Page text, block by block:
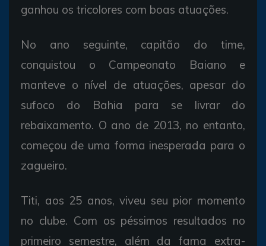
ganhou os tricolores com boas atuações.
No ano seguinte, capitão do time,
conquistou o Campeonato Baiano e
manteve o nível de atuações, apesar do
sufoco do Bahia para se livrar do
rebaixamento. O ano de 2013, no entanto,
começou de uma forma inesperada para o
zagueiro.
Titi, aos 25 anos, viveu seu pior momento
no clube. Com os péssimos resultados no
primeiro semestre, além da fama extra-